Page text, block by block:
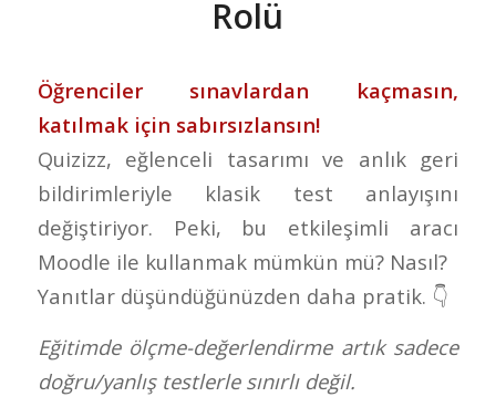
Rolü
Öğrenciler sınavlardan kaçmasın,
katılmak için sabırsızlansın!
Quizizz, eğlenceli tasarımı ve anlık geri
bildirimleriyle klasik test anlayışını
değiştiriyor. Peki, bu etkileşimli aracı
Moodle ile kullanmak mümkün mü? Nasıl?
Yanıtlar düşündüğünüzden daha pratik. 👇
Eğitimde ölçme-değerlendirme artık sadece
doğru/yanlış testlerle sınırlı değil.